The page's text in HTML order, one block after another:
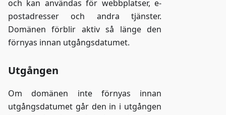
och kan användas för webbplatser, e-
postadresser och andra tjänster.
Domänen förblir aktiv så länge den
förnyas innan utgångsdatumet.
Utgången
Om domänen inte förnyas innan
utgångsdatumet går den in i utgången